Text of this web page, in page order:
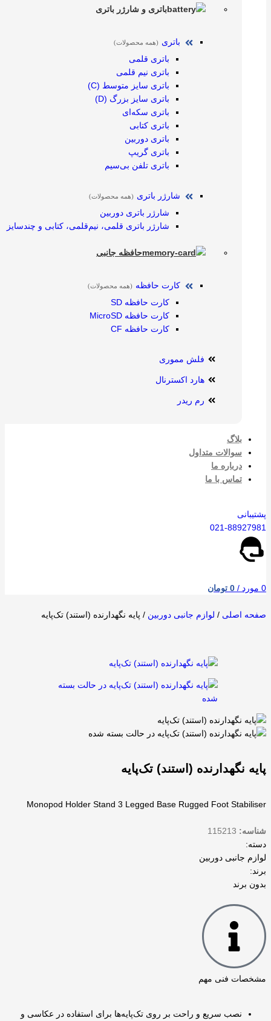
باتری و شارژر باتری
باتری (همه محصولات)
باتری قلمی
باتری نیم قلمی
باتری سایز متوسط (C)
باتری سایز بزرگ (D)
باتری سکه‌ای
باتری کتابی
باتری دوربین
باتری گریپ
باتری تلفن بی‌سیم
شارژر باتری (همه محصولات)
شارژر باتری دوربین
شارژر باتری قلمی، نیم‌قلمی، کتابی و چندسایز
حافظه جانبی
کارت حافظه (همه محصولات)
کارت حافظه SD
کارت حافظه MicroSD
کارت حافظه CF
فلش مموری
هارد اکسترنال
رم ریدر
بلاگ
سوالات متداول
درباره ما
تماس با ما
پشتیبانی
021-88927981
0 مورد /
0 تومان
صفحه اصلی / لوازم جانبی دوربین / پایه نگهدارنده (استند) تک‌پایه
پایه نگهدارنده (استند) تک‌پایه
Monopod Holder Stand 3 Legged Base Rugged Foot Stabiliser
شناسه: 115213
دسته‌:
لوازم جانبی دوربین
برند:
بدون برند
مشخصات فنی مهم
نصب سریع و راحت بر روی تک‌پایه‌ها برای استفاده در عکاسی و